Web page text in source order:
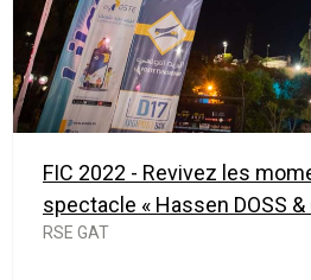
FIC 2022 - Revivez les
spectacle « Hassen DOSS
RSE GAT